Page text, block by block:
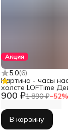
Акция
5.0(6)
900 ₽1 890 ₽−52%
Картина - часы
холсте LOFTime
зол Ч-656-3555
В корзину